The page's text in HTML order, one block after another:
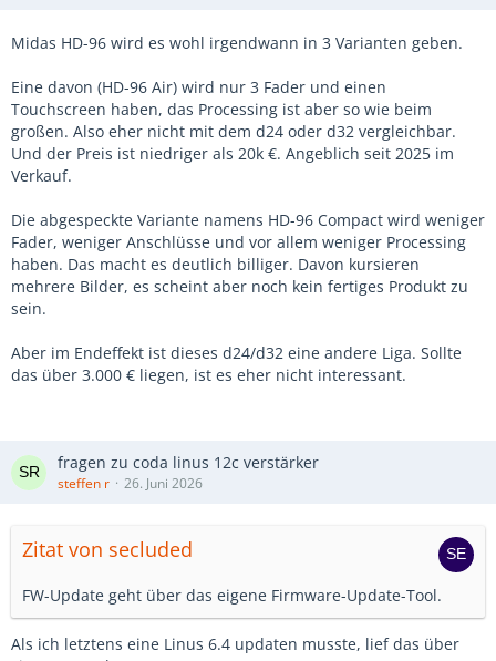
Midas HD-96 wird es wohl irgendwann in 3 Varianten geben.
Eine davon (HD-96 Air) wird nur 3 Fader und einen
Touchscreen haben, das Processing ist aber so wie beim
großen. Also eher nicht mit dem d24 oder d32 vergleichbar.
Und der Preis ist niedriger als 20k €. Angeblich seit 2025 im
Verkauf.
Die abgespeckte Variante namens HD-96 Compact wird weniger
Fader, weniger Anschlüsse und vor allem weniger Processing
haben. Das macht es deutlich billiger. Davon kursieren
mehrere Bilder, es scheint aber noch kein fertiges Produkt zu
sein.
Aber im Endeffekt ist dieses d24/d32 eine andere Liga. Sollte
das über 3.000 € liegen, ist es eher nicht interessant.
fragen zu coda linus 12c verstärker
steffen r 26. Juni 2026
Zitat von secluded
FW-Update geht über das eigene Firmware-Update-Tool.
Als ich letztens eine Linus 6.4 updaten musste, lief das über